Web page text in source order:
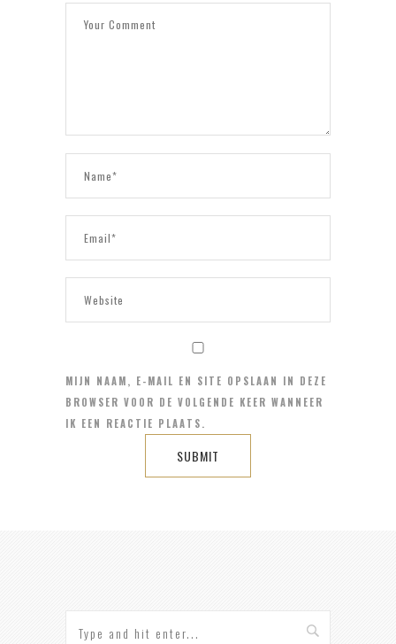
MIJN NAAM, E-MAIL EN SITE OPSLAAN IN DEZE
BROWSER VOOR DE VOLGENDE KEER WANNEER
IK EEN REACTIE PLAATS.